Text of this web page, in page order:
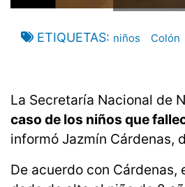
ETIQUETAS niños Colón
La Secretaría Nacional de
caso de los niños que
informó Jazmín Cárdenas,
De acuerdo con